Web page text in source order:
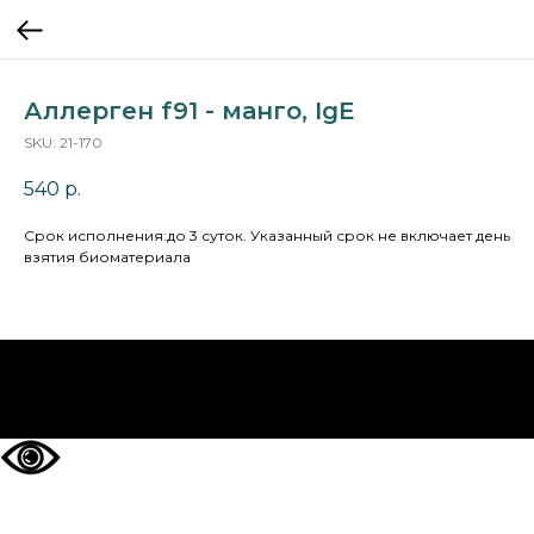
Аллерген f91 - манго, IgE
SKU: 21-170
540 р.
Cрок исполнения:до 3 суток. Указанный срок не включает день
взятия биоматериала